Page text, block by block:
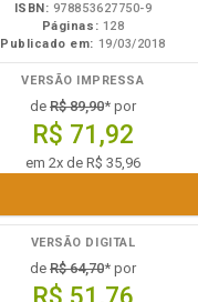
ISBN: 978853627750-9
Páginas: 128
Publicado em: 19/03/2018
VERSÃO IMPRESSA
de R$ 89,90* por
R$ 71,92
em 2x de R$ 35,96
VERSÃO DIGITAL
de R$ 64,70* por